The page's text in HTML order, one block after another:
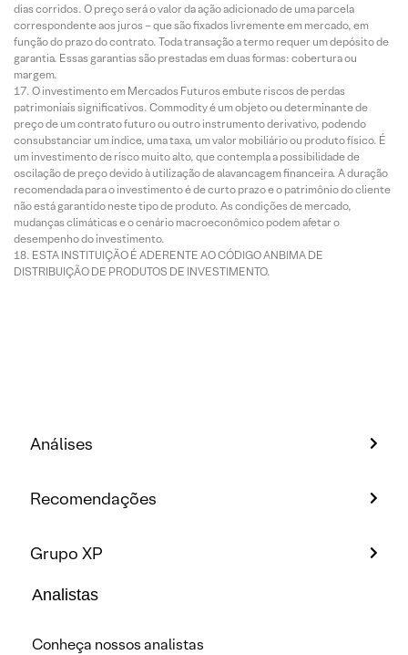
dias corridos. O preço será o valor da ação adicionado de uma parcela
correspondente aos juros – que são fixados livremente em mercado, em
função do prazo do contrato. Toda transação a termo requer um depósito de
garantia. Essas garantias são prestadas em duas formas: cobertura ou
margem.
O investimento em Mercados Futuros embute riscos de perdas
patrimoniais significativos. Commodity é um objeto ou determinante de
preço de um contrato futuro ou outro instrumento derivativo, podendo
consubstanciar um índice, uma taxa, um valor mobiliário ou produto físico. É
um investimento de risco muito alto, que contempla a possibilidade de
oscilação de preço devido à utilização de alavancagem financeira. A duração
recomendada para o investimento é de curto prazo e o patrimônio do cliente
não está garantido neste tipo de produto. As condições de mercado,
mudanças climáticas e o cenário macroeconômico podem afetar o
desempenho do investimento.
ESTA INSTITUIÇÃO É ADERENTE AO CÓDIGO ANBIMA DE
DISTRIBUIÇÃO DE PRODUTOS DE INVESTIMENTO.
Análises
Recomendações
Grupo XP
Analistas
Conheça nossos analistas